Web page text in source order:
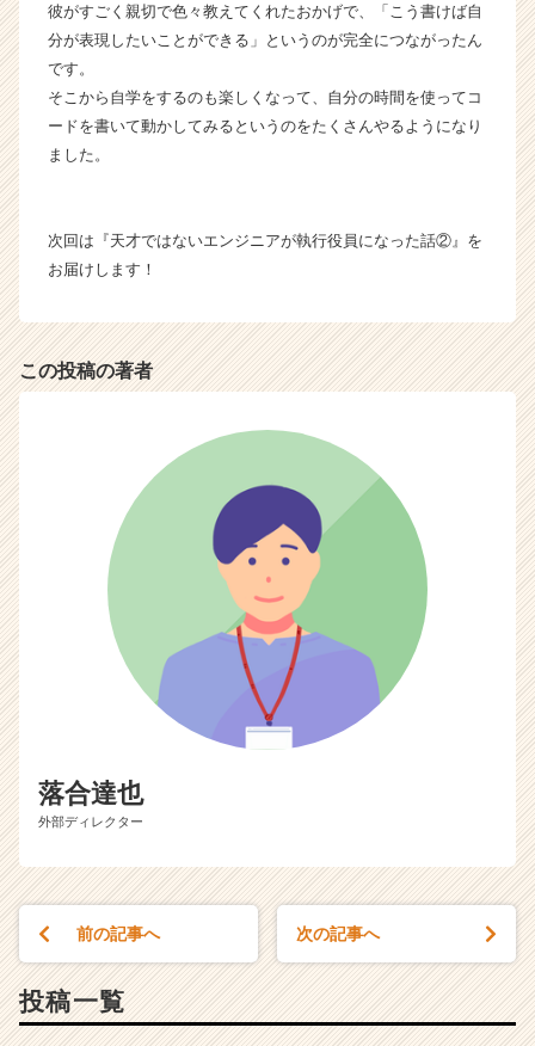
彼がすごく親切で色々教えてくれたおかげで、「こう書けば自
分が表現したいことができる」というのが完全につながったん
です。
そこから自学をするのも楽しくなって、自分の時間を使ってコ
ードを書いて動かしてみるというのをたくさんやるようになり
ました。
次回は『天才ではないエンジニアが執行役員になった話②』を
お届けします！
この投稿の著者
落合達也
外部ディレクター
前の記事へ 次の記事へ
投稿一覧